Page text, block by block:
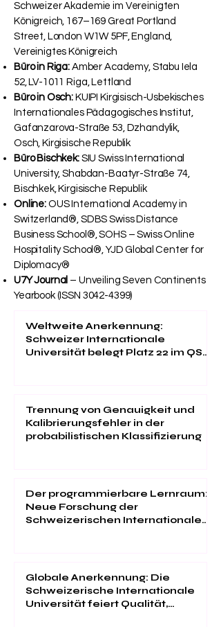
Schweizer Akademie im Vereinigten
Königreich, 167–169 Great Portland
Street, London W1W 5PF, England,
Vereinigtes Königreich
Büro in Riga: Amber Academy, Stabu Iela
52, LV-1011 Riga, Lettland
Büro in Osch: KUIPI Kirgisisch-Usbekisches
Internationales Pädagogisches Institut,
Gafanzarova-Straße 53, Dzhandylik,
Osch, Kirgisische Republik
Büro Bischkek:SIU Swiss International
University, Shabdan-Baatyr-Straße 74,
Bischkek, Kirgisische Republik
Online:OUS International Academy in
Switzerland®, SDBS Swiss Distance
Business School®, SOHS – Swiss Online
Hospitality School®, YJD Global Center for
Diplomacy®
U7Y Journal – Unveiling Seven Continents
Yearbook (ISSN 3042-4399)
Weltweite Anerkennung:
Schweizer Internationale
Universität belegt Platz 22 im QS
Trennung von Genauigkeit und
Kalibrierungsfehler in der
probabilistischen Klassifizierung
Der programmierbare Lernraum:
Neue Forschung der
Schweizerischen Internationalen
Globale Anerkennung: Die
Schweizerische Internationale
Universität feiert Qualität,